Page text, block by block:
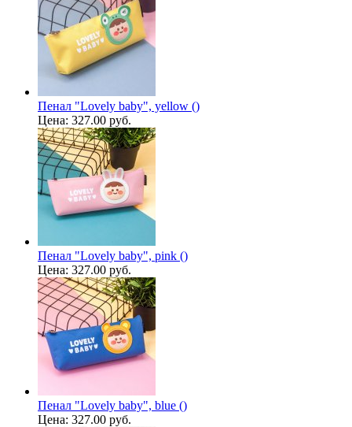
Пенал "Lovely baby", yellow ()
Цена: 327.00 руб.
Пенал "Lovely baby", pink ()
Цена: 327.00 руб.
Пенал "Lovely baby", blue ()
Цена: 327.00 руб.